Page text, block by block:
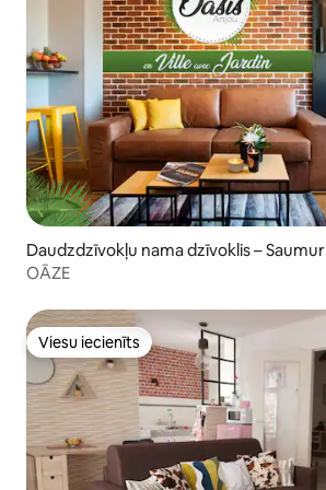
Daudzdzīvokļu nama dzīvoklis – Saumur
OĀZE
Viesu iecienīts
Viesu iecienīts